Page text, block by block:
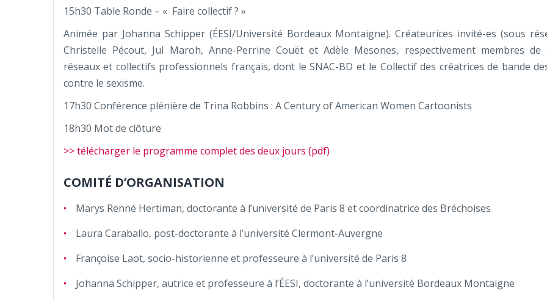
15h30 Table Ronde – « Faire collectif ? »
Animée par Johanna Schipper (ÉESI/Université Bordeaux Montaigne). Créateurices invité-es (sous
Christelle Pécout, Jul Maroh, Anne-Perrine Couët et Adèle Mesones, respectivement membres de
réseaux et collectifs professionnels français, dont le SNAC-BD et le Collectif des créatrices de bande
contre le sexisme.
17h30 Conférence plénière de Trina Robbins : A Century of American Women Cartoonists
18h30 Mot de clôture
>> télécharger le programme complet des deux jours (pdf)
COMITÉ D’ORGANISATION
Marys Renné Hertiman, doctorante à l’université de Paris 8 et coordinatrice des Bréchoises
Laura Caraballo, post-doctorante à l’université Clermont-Auvergne
Françoise Laot, socio-historienne et professeure à l’université de Paris 8
Johanna Schipper, autrice et professeure à l’ÉESI, doctorante à l’université Bordeaux Montaigne